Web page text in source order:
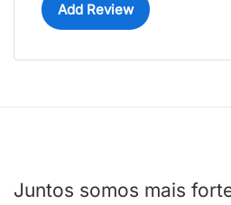
Add Review
Juntos somos mais